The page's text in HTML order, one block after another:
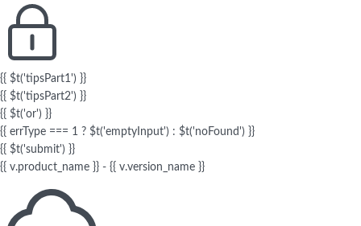
{{ $t('tipsPart1') }}
{{ $t('tipsPart2') }}
{{ $t('or') }}
{{ errType === 1 ? $t('emptyInput') : $t('noFound') }}
{{ $t('submit') }}
{{ v.product_name }} - {{ v.version_name }}